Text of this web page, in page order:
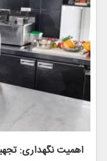
اهمیت نگهداری: